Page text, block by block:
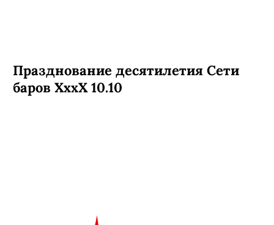
Празднование десятилетия Сети
баров ХххХ 10.10